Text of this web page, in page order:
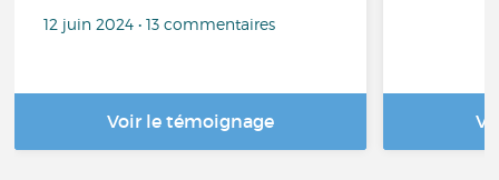
12 juin 2024 • 13 commentaires
Voir le témoignage